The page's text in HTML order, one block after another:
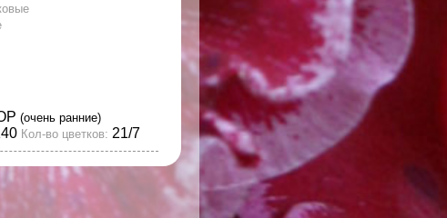
(очень ранние)
Кол-во цветков: 21/7